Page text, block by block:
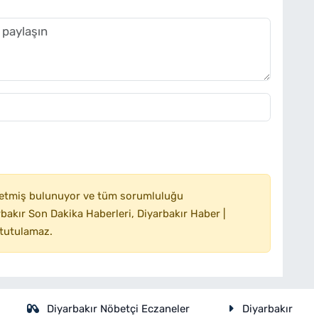
bulunuyor ve tüm sorumluluğu
Son Dakika Haberleri, Diyarbakır Haber |
Diyarbakır Nöbetçi Eczaneler
Diyarbakır